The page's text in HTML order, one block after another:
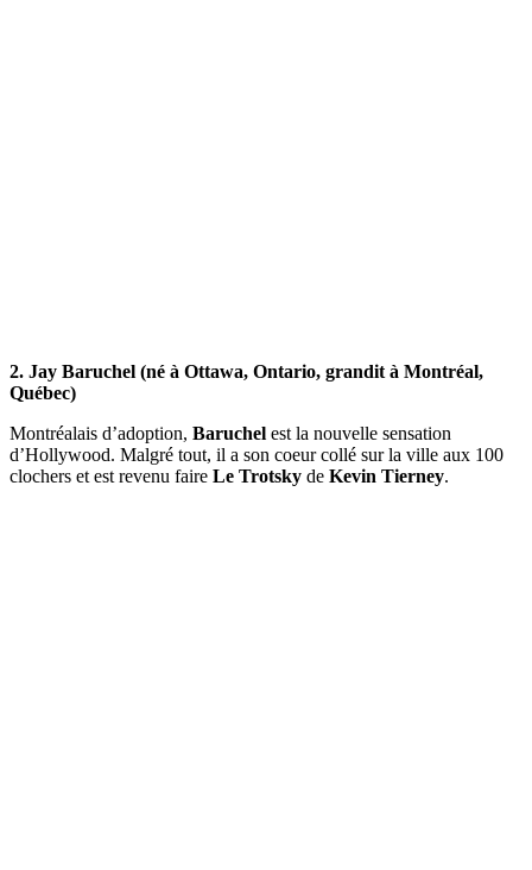
2. Jay Baruchel (né à Ottawa, Ontario, grandit à Montréal,
Québec)
Montréalais d’adoption, Baruchel est la nouvelle sensation
d’Hollywood. Malgré tout, il a son coeur collé sur la ville aux 100
clochers et est revenu faire Le Trotsky de Kevin Tierney.